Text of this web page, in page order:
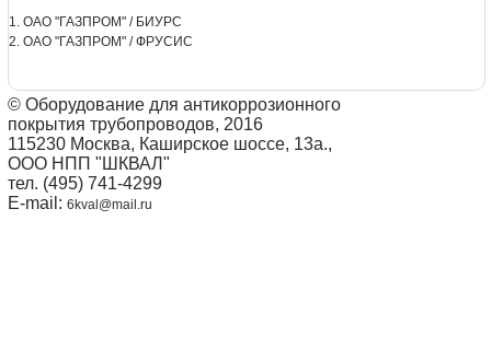
1. ОАО "ГАЗПРОМ" / БИУРС
2. ОАО "ГАЗПРОМ" / ФРУСИС
© Оборудование для антикоррозионного
покрытия трубопроводов, 2016
115230 Москва, Каширское шоссе, 13а.,
ООО НПП "ШКВАЛ"
тел. (495) 741-4299
E-mail: 6kval@mail.ru